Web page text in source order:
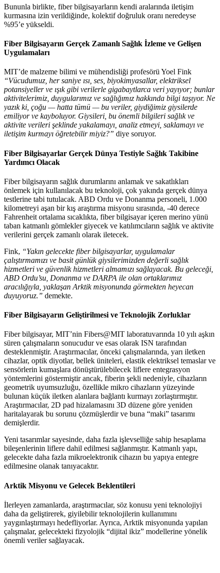
Bununla birlikte, fiber bilgisayarların kendi aralarında iletişim
kurmasına izin verildiğinde, kolektif doğruluk oranı neredeyse
%95’e yükseldi.
Fiber Bilgisayarın Gerçek Zamanlı Sağlık İzleme ve Gelişen
Uygulamaları
MIT’de malzeme bilimi ve mühendisliği profesörü Yoel Fink
“Vücudumuz, her saniye ısı, ses, biyokimyasallar, elektriksel
potansiyeller ve ışık gibi verilerle gigabaytlarca veri yayıyor; bunlar
aktivitelerimiz, duygularımız ve sağlığımız hakkında bilgi taşıyor. Ne
yazık ki, çoğu — hatta tümü — bu veriler, giydiğimiz giysilerde
emiliyor ve kayboluyor. Giysileri, bu önemli bilgileri sağlık ve
aktivite verileri şeklinde yakalamayı, analiz etmeyi, saklamayı ve
iletişim kurmayı öğretebilir miyiz?” diye soruyor.
Fiber Bilgisayarlar Gerçek Dünya Testiyle Sağlık Takibine
Yardımcı Olacak
Fiber bilgisayarın sağlık durumlarını anlamak ve sakatlıkları
önlemek için kullanılacak bu teknoloji, çok yakında gerçek dünya
testlerine tabi tutulacak. ABD Ordu ve Donanma personeli, 1.000
kilometreyi aşan bir kış araştırma misyonu sırasında, -40 derece
Fahrenheit ortalama sıcaklıkta, fiber bilgisayar içeren merino yünü
taban katmanlı gömlekler giyecek ve katılımcıların sağlık ve aktivite
verilerini gerçek zamanlı olarak iletecek.
Fink, “Yakın gelecekte fiber bilgisayarlar, uygulamalar
çalıştırmamızı ve basit günlük giysilerimizden değerli sağlık
hizmetleri ve güvenlik hizmetleri almamızı sağlayacak. Bu geleceği,
ABD Ordu’su, Donanma ve DARPA ile olan ortaklarımız
aracılığıyla, yaklaşan Arktik misyonunda görmekten heyecan
duyuyoruz.” demekte.
Fiber Bilgisayarın Geliştirilmesi ve Teknolojik Zorluklar
Fiber bilgisayar, MIT’nin Fibers@MIT laboratuvarında 10 yılı aşkın
süren çalışmaların sonucudur ve esas olarak ISN tarafından
desteklenmiştir. Araştırmacılar, önceki çalışmalarında, yarı iletken
cihazlar, optik diyotlar, bellek üniteleri, elastik elektriksel temaslar ve
sensörlerin kumaşlara dönüştürülebilecek liflere entegrasyon
yöntemlerini göstermiştir ancak, fiberin şekli nedeniyle, cihazların
geometrik uyumsuzluğu, özellikle mikro cihazların yüzeyinde
bulunan küçük iletken alanlara bağlantı kurmayı zorlaştırmıştır.
Araştırmacılar, 2D pad hizalamasını 3D düzene göre yeniden
haritalayarak bu sorunu çözmüşlerdir ve buna “maki” tasarımı
demişlerdir.
Yeni tasarımlar sayesinde, daha fazla işlevselliğe sahip hesaplama
bileşenlerinin liflere dahil edilmesi sağlanmıştır. Katmanlı yapı,
gelecekte daha fazla mikroelektronik cihazın bu yapıya entegre
edilmesine olanak tanıyacaktır.
Arktik Misyonu ve Gelecek Beklentileri
İlerleyen zamanlarda, araştırmacılar, söz konusu yeni teknolojiyi
daha da geliştirerek, giyilebilir teknolojilerin kullanımını
yaygınlaştırmayı hedefliyorlar. Ayrıca, Arktik misyonunda yapılan
çalışmalar, gelecekteki fizyolojik “dijital ikiz” modellerine yönelik
önemli veriler sağlayacak.